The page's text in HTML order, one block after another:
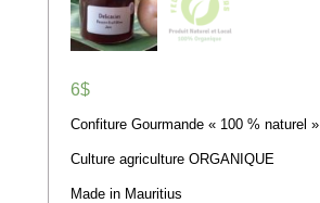
6$
Confiture Gourmande « 100 % naturel »
Culture agriculture ORGANIQUE
Made in Mauritius